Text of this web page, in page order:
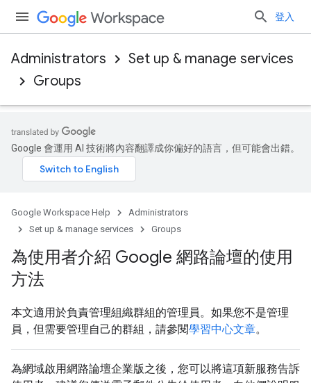
登入
Administrators
Set up & manage services
Groups
Google 會運用 AI 技術將內容翻譯成你偏好的語言，但可能會出錯。
Google Workspace Help
Administrators
Set up & manage services
Groups
為使用者介紹 Google 網路論壇的使用
方法
本文適用於負責管理組織群組的管理員。 如果您不是管理
員，但需要管理自己的群組，請參閱學習中心文章。
為網域啟用網路論壇企業版之後，您可以將這項新服務告訴